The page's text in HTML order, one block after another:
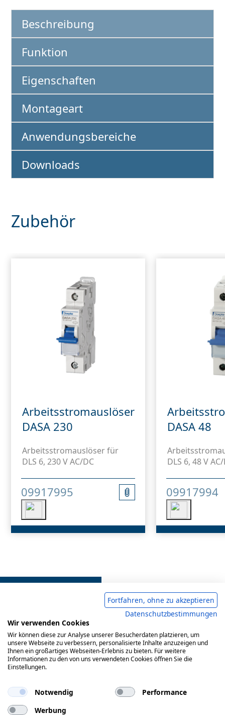
Beschreibung
Funktion
Eigenschaften
Montageart
Anwendungsbereiche
Downloads
Zubehör
Arbeitsstromauslöser
DASA 230
Arbeitsstromauslöser für
DLS 6, 230 V AC/DC
09917995
DASA 48
DLS 6, 48 V
09917994
Impressum AGB Datenschutzerklärung
© 2017-2026 Doepke Schaltgeräte GmbH
Fortfahren, ohne zu akzeptieren
Datenschutzbestimmungen
Wir verwenden Cookies
Wir können diese zur Analyse unserer Besucherdaten platzieren, um
unsere Webseite zu verbessern, personalisierte Inhalte anzuzeigen und
Ihnen ein großartiges Webseiten-Erlebnis zu bieten. Für weitere
Informationen zu den von uns verwendeten Cookies öffnen Sie die
Einstellungen.
Notwendig
Performance
Werbung